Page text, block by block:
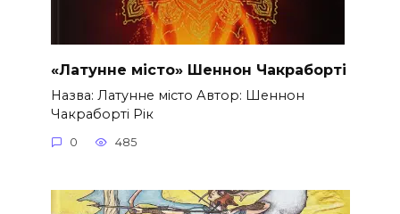
«Латунне місто» Шеннон Чакраборті
Назва: Латунне місто Автор: Шеннон
Чакраборті Рік
0 485